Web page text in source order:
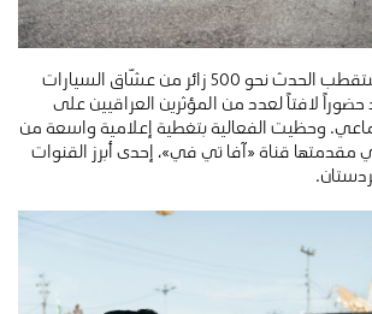
وعلى مدى يومين، استقطب الحدث نحو 500 زائر من عشّاق السيارات
لافتاً لعدد من المؤثرين العراقيين على
وحظيت الفعالية بتغطية إعلامية واسعة من
في مقدمتها قناة «آفا تي في»، إحدى أبرز القنوات